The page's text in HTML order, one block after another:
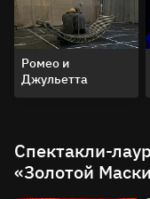
Ромео и
Джульетта
Спектакли-
«Золотой